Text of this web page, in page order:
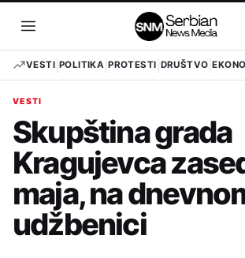
sadržaj
Otvori
meni
VESTI POLITIKA PROTESTI DRUŠTVO
VESTI
Skupština grada
Kragujevca
maja, na
udžbenici